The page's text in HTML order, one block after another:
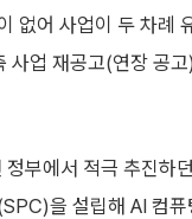
없어 사업이 두 차례
사업 재공고(연장 공
부에서 적극 추진하
을 설립해 AI 컴